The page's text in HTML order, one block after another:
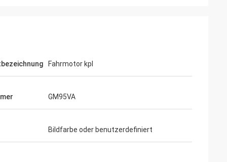
Fahrmotor kpl
GM95VA
Bildfarbe oder benutzerdefiniert